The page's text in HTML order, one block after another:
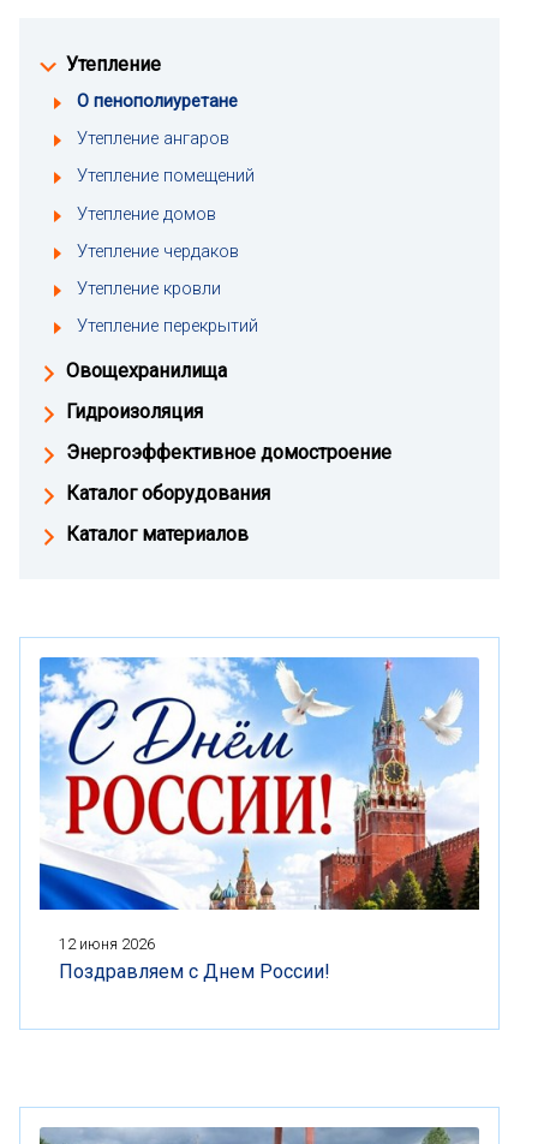
Утепление
О пенополиуретане
Утепление ангаров
Утепление помещений
Утепление домов
Утепление чердаков
Утепление кровли
Утепление перекрытий
Овощехранилища
Гидроизоляция
Энергоэффективное домостроение
Каталог оборудования
Каталог материалов
12 июня 2026
Поздравляем с Днем России!